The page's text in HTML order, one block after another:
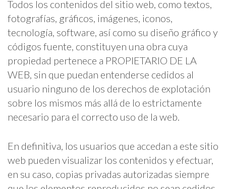
Todos los contenidos del sitio web, como textos,
fotografías, gráficos, imágenes, iconos,
tecnología, software, así como su diseño gráfico y
códigos fuente, constituyen una obra cuya
propiedad pertenece a PROPIETARIO DE LA
WEB, sin que puedan entenderse cedidos al
usuario ninguno de los derechos de explotación
sobre los mismos más allá de lo estrictamente
necesario para el correcto uso de la web.
En definitiva, los usuarios que accedan a este sitio
web pueden visualizar los contenidos y efectuar,
en su caso, copias privadas autorizadas siempre